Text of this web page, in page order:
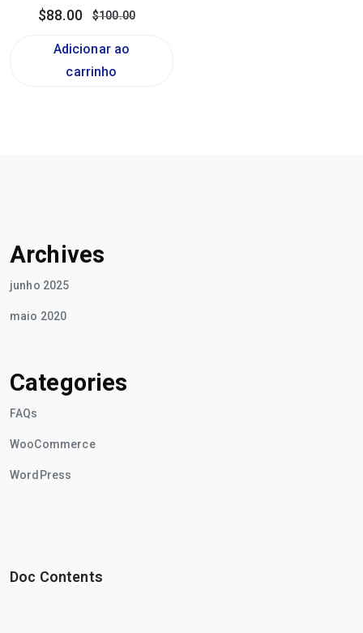
$100.00
$88.00
Adicionar ao
carrinho
Archives
junho 2025
maio 2020
Categories
FAQs
WooCommerce
WordPress
Doc Contents